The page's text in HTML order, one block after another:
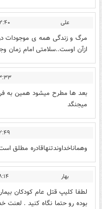
علی ۲۲:۴۰ -
مرگ و زندگی همه ی موجودات
ازآن اوست..سلامتی امام زمان
۲۳:۳۳ -
بعد ها مطرح میشود همین به
میجنگد
۰۲:۴۹ -
وهماناخداوندتنهاقادره مطلق
بهار ۱۸:۱۴ -
لطفا کلیپ قتل عام کودکان
بوده رو حتما نگاه کنید . لعنت